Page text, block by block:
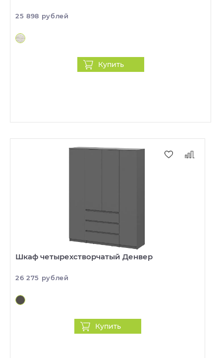
25 898 рублей
Купить
Шкаф четырехстворчатый Денвер
26 275 рублей
Купить